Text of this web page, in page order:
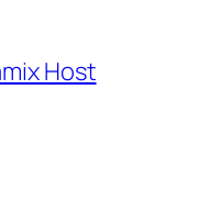
Host